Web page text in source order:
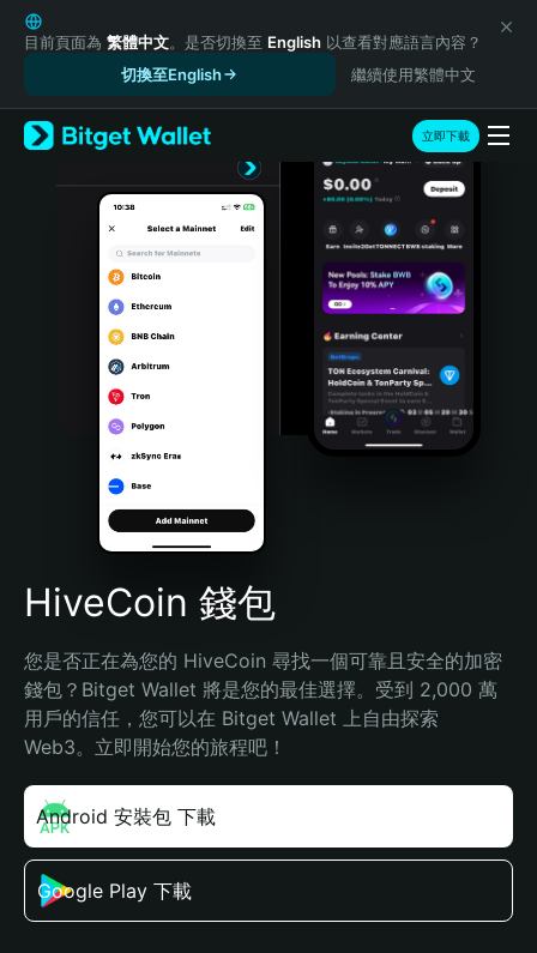
English
日本語
Русский
Español (Latinoamérica)
Türkçe
Português (Portugal)
Bahasa Indonesia
Português (Brasil)
Español (Argentina)
目前頁面為 繁體中文。是否切換至 English 以查看對應語言內容？
切換至English
繼續使用繁體中文
立即下載
HiveCoin 錢包
您是否正在為您的 HiveCoin 尋找一個可靠且安全的加密
錢包？Bitget Wallet 將是您的最佳選擇。受到 2,000 萬
用戶的信任，您可以在 Bitget Wallet 上自由探索
Web3。立即開始您的旅程吧！
Android 安裝包 下載
Google Play 下載